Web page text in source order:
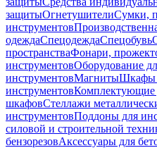
защитыОгнетушителиСумки,
инструментов
одеждаСпецодеждаСпецобувь
пространстваФонари,
инструментовОборудование
инструментовМагнитыШкафы
инструментовКомплектующие
шкафовСтеллажи
инструментовПоддоны для
силовой и строительной
бензорезовАксессуары для